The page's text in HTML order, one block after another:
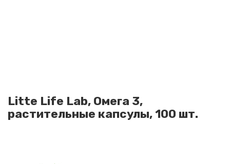
Litte Life Lab, Омега 3,
растительные капсулы, 100 шт.